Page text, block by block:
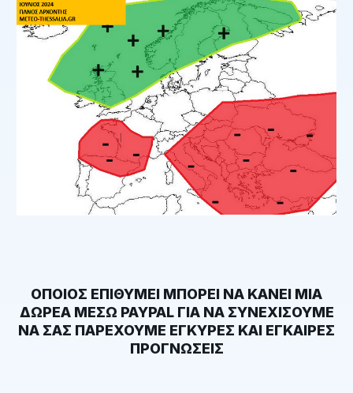
ΟΠΟΙΟΣ ΕΠΙΘΥΜΕΙ ΜΠΟΡΕΙ ΝΑ ΚΑΝΕΙ ΜΙΑ
ΔΩΡΕΑ ΜΕΣΩ PAYPALΓΙΑ ΝΑ ΣΥΝΕΧΙΣΟΥΜΕ
ΝΑ ΣΑΣ ΠΑΡΕΧΟΥΜΕ ΕΓΚΥΡΕΣ ΚΑΙ ΕΓΚΑΙΡΕΣ
ΠΡΟΓΝΩΣΕΙΣ